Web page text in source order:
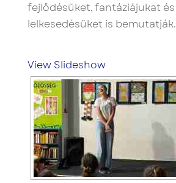
fejlődésüket, fantáziájukat és
lelkesedésüket is bemutatják.
View Slideshow